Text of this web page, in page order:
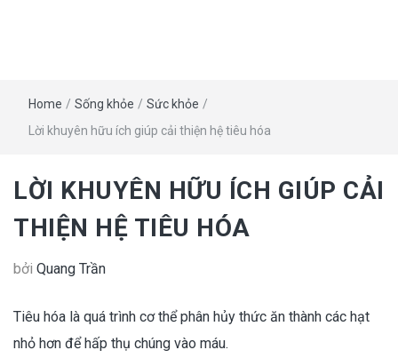
Home / Sống khỏe / Sức khỏe /
Lời khuyên hữu ích giúp cải thiện hệ tiêu hóa
LỜI KHUYÊN HỮU ÍCH GIÚP CẢI
THIỆN HỆ TIÊU HÓA
bởi Quang Trần
Tiêu hóa là quá trình cơ thể phân hủy thức ăn thành các hạt
nhỏ hơn để hấp thụ chúng vào máu.